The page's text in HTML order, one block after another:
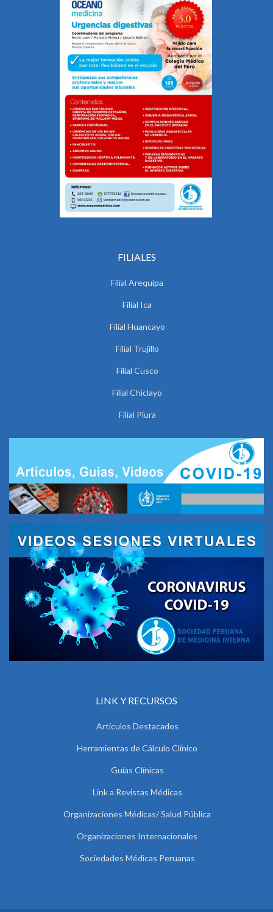
FILIALES
Filial Arequipa
Filial Ica
Filial Huancayo
Filial Trujillo
Filial Cusco
Filial Chiclayo
Filial Piura
LINK Y RECURSOS
Artículos Destacados
Herramientas de Cálculo Clínico
Guías Clínicas
Link a Revistas Médicas
Organizaciones Médicas/ Salud Pública
Organizaciones Internacionales
Sociedades Médicas Peruanas